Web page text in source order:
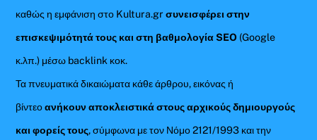
καθώς η εμφάνιση στο Kultura.gr συνεισφέρει στην
επισκεψιμότητά τους και στη βαθμολογία SEO (Google
κ.λπ.) μέσω backlink κοκ.
Τα πνευματικά δικαιώματα κάθε άρθρου, εικόνας ή
βίντεοανήκουν αποκλειστικά στους αρχικούς δημιουργούς
και φορείς τους, σύμφωνα με τον Νόμο 2121/1993 και την